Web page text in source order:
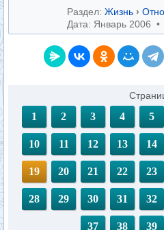
Раздел: Жизнь ›
Дата: Январь 2006 •
1 2 3 4 5
10 11 12 13 14
19 20 21 22 23
28 29 30 31 32
37 38 39